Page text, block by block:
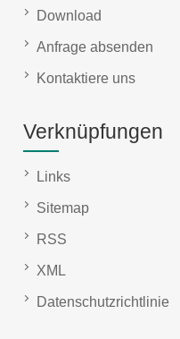
Download
Anfrage absenden
Kontaktiere uns
Verknüpfungen
Links
Sitemap
RSS
XML
Datenschutzrichtlinie